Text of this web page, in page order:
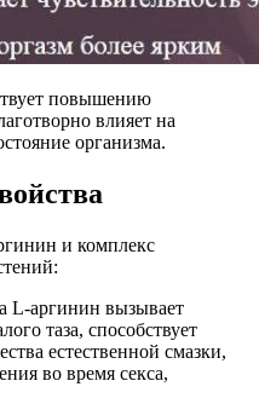
повышению
влияет на
организма.
и комплекс
L-аргинин вызывает
таза, способствует
естественной смазки,
во время секса,